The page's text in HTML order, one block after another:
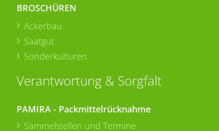
BROSCHÜREN
Ackerbau
Saatgut
Sonderkulturen
Verantwortung & Sorgfalt
PAMIRA - Packmittelrücknahme
Sammelstellen und Termine